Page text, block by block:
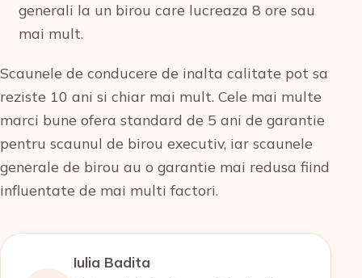
generali la un birou care lucreaza 8 ore sau
mai mult.
Scaunele de conducere de inalta calitate pot sa
reziste 10 ani si chiar mai mult. Cele mai multe
marci bune ofera standard de 5 ani de garantie
pentru scaunul de birou executiv, iar scaunele
generale de birou au o garantie mai redusa fiind
influentate de mai multi factori.
Iulia Badita